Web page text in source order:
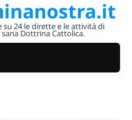
su 24 le dirette e le attività di
Dottrina Cattolica.